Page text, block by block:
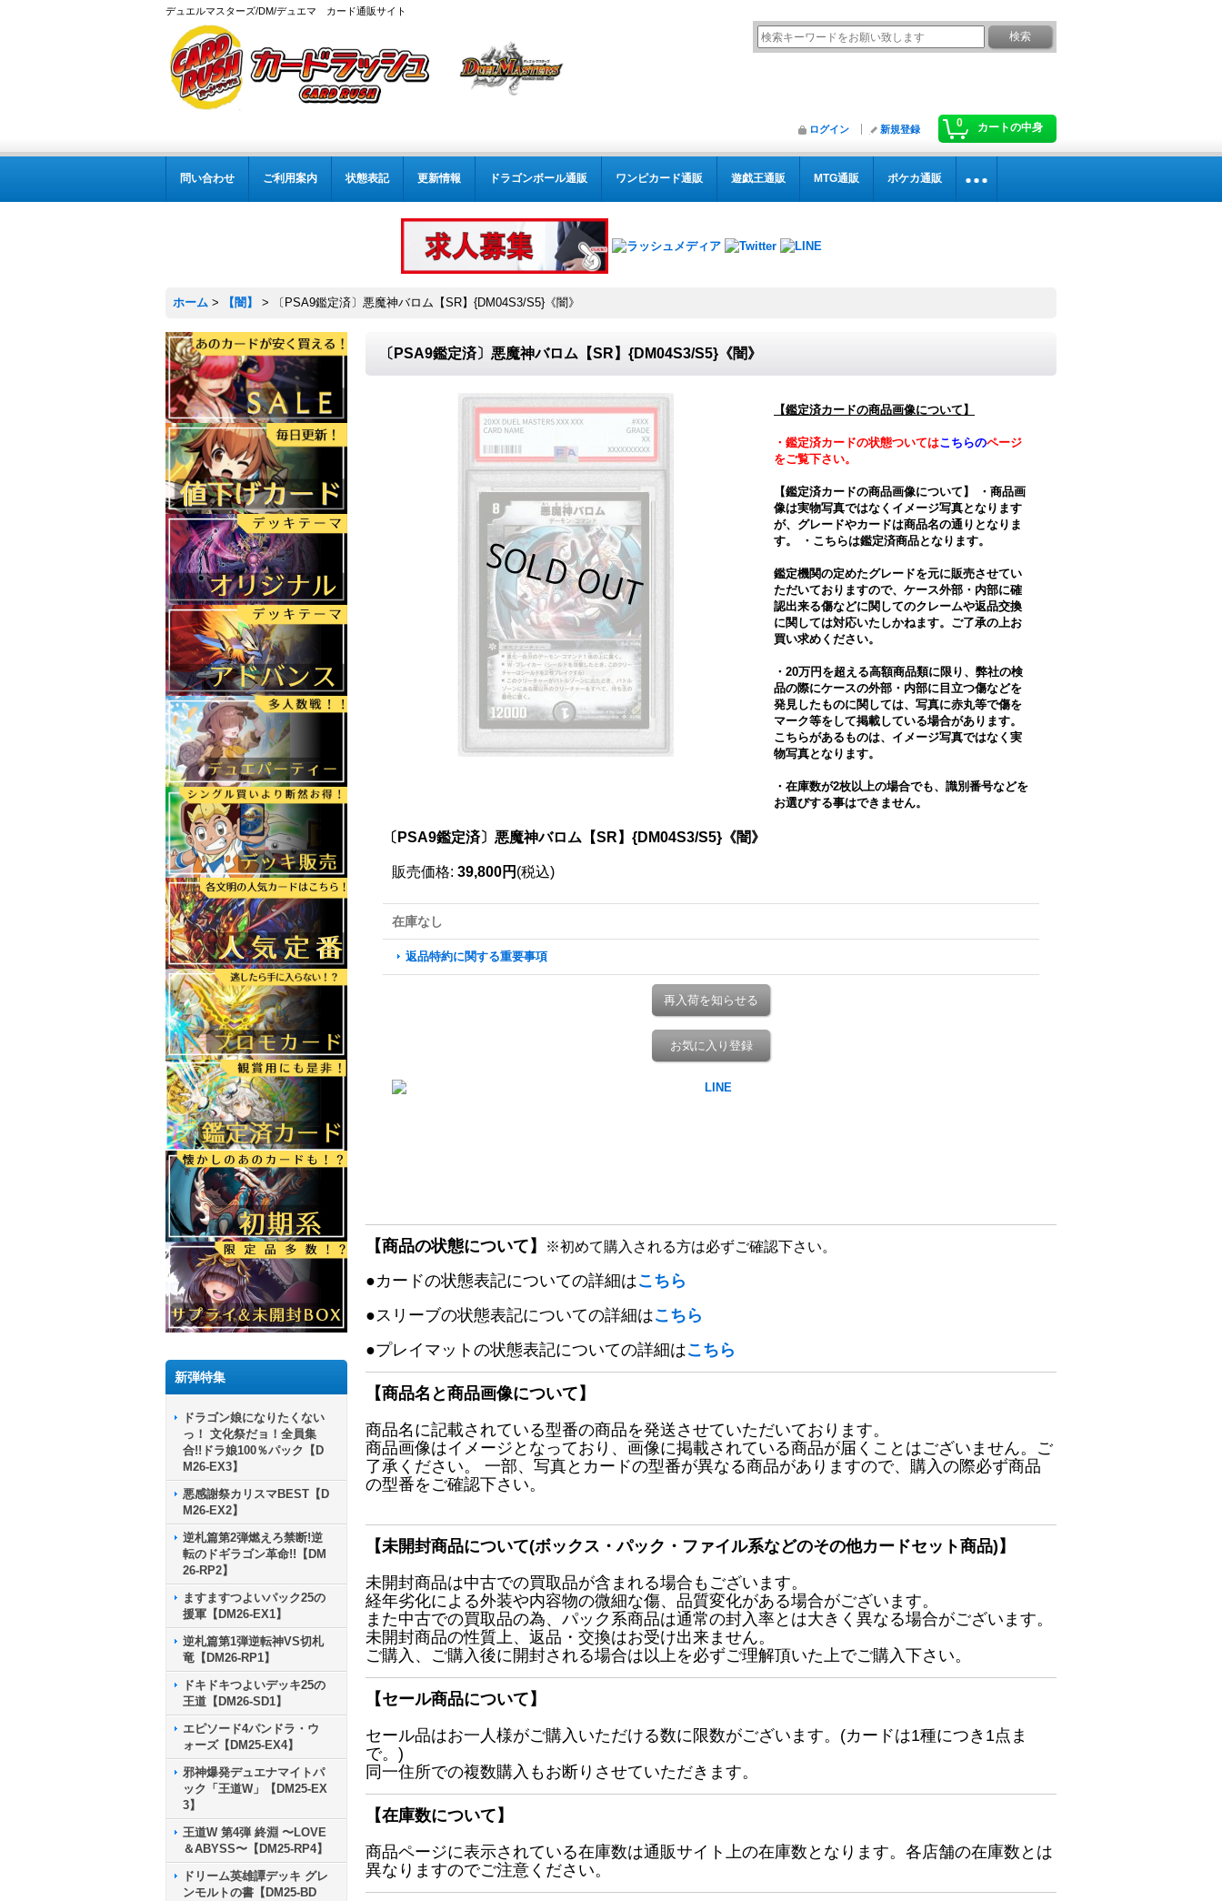
デュエルマスターズ/DM/デュエマ カード通販サイト
0 カートの中身
ログイン 新規登録
問い合わせ ご利用案内 状態表記 更新情報 ドラゴンボール通販 ワンピカード通販 遊戯王通販 MTG通販 ポケカ通販
ホーム > 【闇】 > 〔PSA9鑑定済〕悪魔神バロム【SR】{DM04S3/S5}《闇》
新弾特集
ドラゴン娘になりたくない
っ！ 文化祭だョ！全員集
合!!ドラ娘100％パック【D
M26-EX3】
悪感謝祭カリスマBEST【D
M26-EX2】
逆札篇第2弾燃えろ禁断!逆
転のドギラゴン革命!!【DM
26-RP2】
ますますつよいパック25の
援軍【DM26-EX1】
逆札篇第1弾逆転神VS切札
竜【DM26-RP1】
ドキドキつよいデッキ25の
王道【DM26-SD1】
エピソード4パンドラ・ウ
ォーズ【DM25-EX4】
邪神爆発デュエナマイトパ
ック「王道W」【DM25-EX
3】
王道W 第4弾 終淵 〜LOVE
＆ABYSS〜【DM25-RP4】
ドリーム英雄譚デッキ グレ
ンモルトの書【DM25-BD
〔PSA9鑑定済〕悪魔神バロム【SR】{DM04S3/S5}《闇》
【鑑定済カードの商品画像について】
・鑑定済カードの状態ついてはこちらのページ
をご覧下さい。
【鑑定済カードの商品画像について】 ・商品画
像は実物写真ではなくイメージ写真となります
が、グレードやカードは商品名の通りとなりま
す。 ・こちらは鑑定済商品となります。
鑑定機関の定めたグレードを元に販売させてい
ただいておりますので、ケース外部・内部に確
認出来る傷などに関してのクレームや返品交換
に関しては対応いたしかねます。ご了承の上お
買い求めください。
・20万円を超える高額商品類に限り、弊社の検
品の際にケースの外部・内部に目立つ傷などを
発見したものに関しては、写真に赤丸等で傷を
マーク等をして掲載している場合があります。
こちらがあるものは、イメージ写真ではなく実
物写真となります。
・在庫数が2枚以上の場合でも、識別番号などを
お選びする事はできません。
〔PSA9鑑定済〕悪魔神バロム【SR】{DM04S3/S5}《闇》
販売価格: 39,800円 (税込)
在庫なし
返品特約に関する重要事項
再入荷を知らせる
お気に入り登録
【商品の状態について】 ※初めて購入される方は必ずご確認下さい。
●カードの状態表記についての詳細はこちら
●スリーブの状態表記についての詳細はこちら
●プレイマットの状態表記についての詳細はこちら
【商品名と商品画像について】
商品名に記載されている型番の商品を発送させていただいております。
商品画像はイメージとなっており、画像に掲載されている商品が届くことはございません。ご
了承ください。 一部、写真とカードの型番が異なる商品がありますので、購入の際必ず商品
の型番をご確認下さい。
【未開封商品について(ボックス・パック・ファイル系などのその他カードセット商品)】
未開封商品は中古での買取品が含まれる場合もございます。
経年劣化による外装や内容物の微細な傷、品質変化がある場合がございます。
また中古での買取品の為、パック系商品は通常の封入率とは大きく異なる場合がございます。
未開封商品の性質上、返品・交換はお受け出来ません。
ご購入、ご購入後に開封される場合は以上を必ずご理解頂いた上でご購入下さい。
【セール商品について】
セール品はお一人様がご購入いただける数に限数がございます。(カードは1種につき1点ま
で。)
同一住所での複数購入もお断りさせていただきます。
【在庫数について】
商品ページに表示されている在庫数は通販サイト上の在庫数となります。各店舗の在庫数とは
異なりますのでご注意ください。